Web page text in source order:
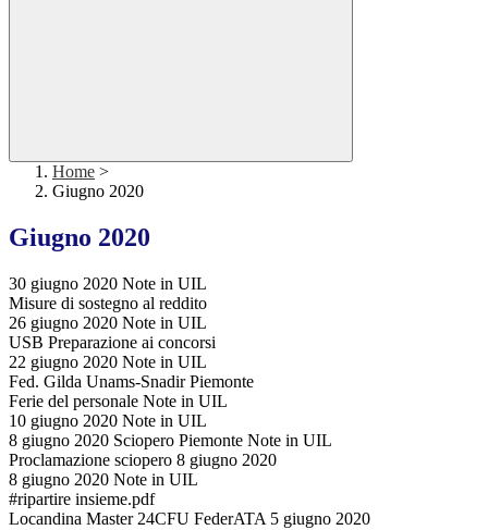
Home >
Giugno 2020
Giugno 2020
30 giugno 2020 Note in UIL
Misure di sostegno al reddito
26 giugno 2020 Note in UIL
USB Preparazione ai concorsi
22 giugno 2020 Note in UIL
Fed. Gilda Unams-Snadir Piemonte
Ferie del personale Note in UIL
10 giugno 2020 Note in UIL
8 giugno 2020 Sciopero Piemonte Note in UIL
Proclamazione sciopero 8 giugno 2020
8 giugno 2020 Note in UIL
#ripartire insieme.pdf
Locandina Master 24CFU FederATA 5 giugno 2020